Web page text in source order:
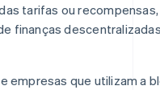
tarifas ou recompensas,
finanças
empresas que utilizam a